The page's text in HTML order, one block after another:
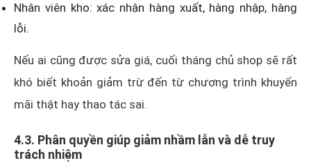
Nhân viên kho: xác nhận hàng xuất, hàng nhập, hàng
lỗi.
Nếu ai cũng được sửa giá, cuối tháng chủ shop sẽ rất
khó biết khoản giảm trừ đến từ chương trình khuyến
mãi thật hay thao tác sai.
4.3. Phân quyền giúp giảm nhầm lẫn và dễ truy
trách nhiệm